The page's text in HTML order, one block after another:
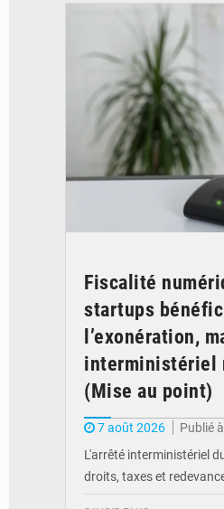
Fiscalité
startups
l’exonération,
interministériel
(Mise au point)
7 août 2026
Publié
L'arrêté interministériel
droits, taxes et